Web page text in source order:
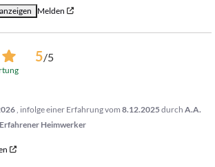
Melden
5/5
, infolge einer Erfahrung vom 8.12.2025durch A.A.
Erfahrener Heimwerker